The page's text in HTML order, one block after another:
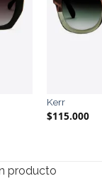
Kerr
$115.000
producto